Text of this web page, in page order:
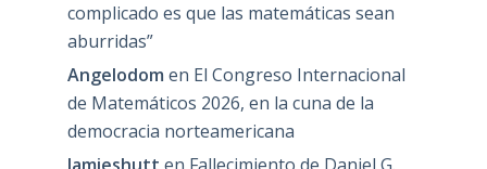
complicado es que las matemáticas sean
aburridas”
Angelodom en El Congreso Internacional
de Matemáticos 2026, en la cuna de la
democracia norteamericana